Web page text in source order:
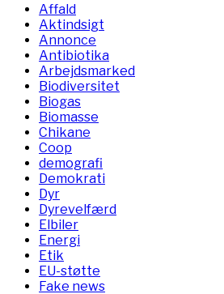
Affald
Aktindsigt
Annonce
Antibiotika
Arbejdsmarked
Biodiversitet
Biogas
Biomasse
Chikane
Coop
demografi
Demokrati
Dyr
Dyrevelfærd
Elbiler
Energi
Etik
EU-støtte
Fake news